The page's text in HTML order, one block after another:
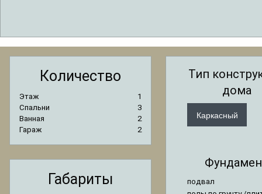
Количество
Этаж
1
Спальни
3
Ванная
2
Гараж
2
Габариты
Тип
дома
Каркасный
подвал